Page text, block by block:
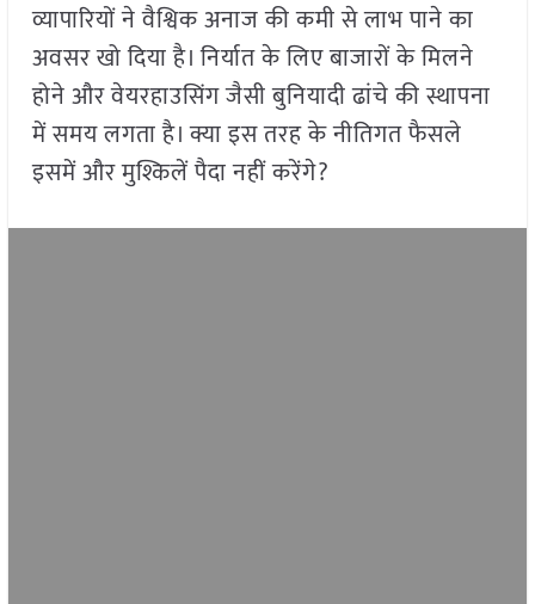
व्यापारियों ने वैश्विक अनाज की कमी से लाभ पाने का
अवसर खो दिया है। निर्यात के लिए बाजारों के मिलने
होने और वेयरहाउसिंग जैसी बुनियादी ढांचे की स्थापना
में समय लगता है। क्या इस तरह के नीतिगत फैसले
इसमें और मुश्किलें पैदा नहीं करेंगे?